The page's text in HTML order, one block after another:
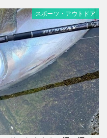
スポーツ・アウトドア